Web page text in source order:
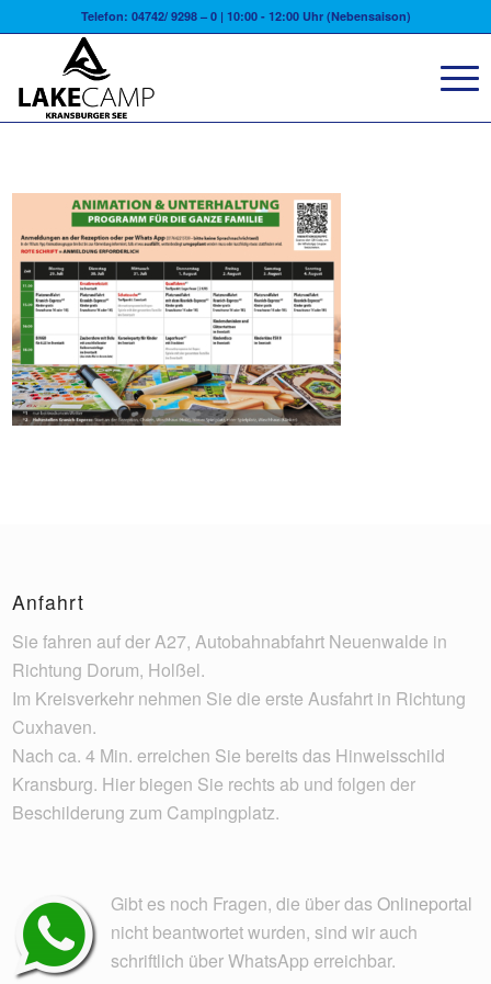
Telefon: 04742/ 9298 – 0 | 10:00 - 12:00 Uhr (Nebensaison)
Anfahrt
Sie fahren auf der A27, Autobahnabfahrt Neuenwalde in
Richtung Dorum, Holßel.
Im Kreisverkehr nehmen Sie die erste Ausfahrt in Richtung
Cuxhaven.
Nach ca. 4 Min. erreichen Sie bereits das Hinweisschild
Kransburg. Hier biegen Sie rechts ab und folgen der
Beschilderung zum Campingplatz.
Gibt es noch Fragen, die über dasOnlineportal
nicht beantwortet wurden, sind wir auch
schriftlich über WhatsApp erreichbar.